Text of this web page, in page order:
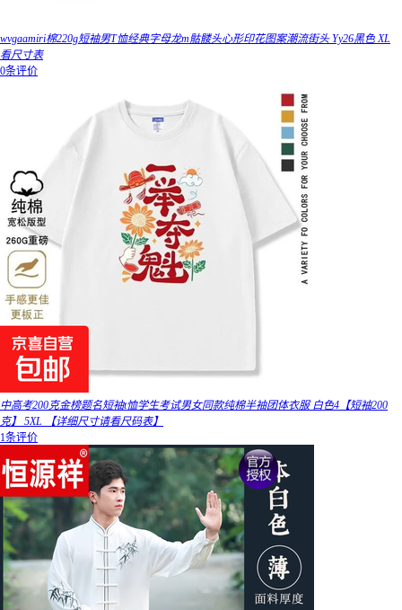
wvgaamiri棉220g短袖男T恤经典字母龙m骷髅头心形印花图案潮流街头 Yy26黑色 XL
看尺寸表
0条评价
中高考200克金榜题名短袖t恤学生考试男女同款纯棉半袖团体衣服 白色4【短袖200
克】 5XL 【详细尺寸请看尺码表】
1条评价